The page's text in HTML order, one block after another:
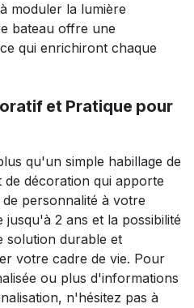
moduler la lumière
bateau offre une
qui enrichiront chaque
et Pratique pour
qu'un simple habillage de
décoration qui apporte
personnalité à votre
jusqu'à 2 ans et la possibilité
solution durable et
votre cadre de vie. Pour
ou plus d'informations
n'hésitez pas à